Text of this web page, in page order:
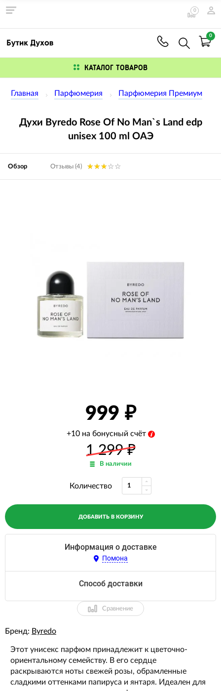
0
0
КАТАЛОГ ТОВАРОВ
Главная Парфюмерия Парфюмерия Премиум
Духи Byredo Rose Of No Man`s Land edp
unisex 100 ml ОАЭ
Обзор Отзывы (4)
999
+10 на бонусный счёт
1 299₽
В наличии
Количество
ДОБАВИТЬ В КОРЗИНУ
Информация о доставке
Помона
Способ доставки
Сравнение
Бренд: Byredo
Этот унисекс парфюм принадлежит к цветочно-
ориентальному семейству. В его сердце
раскрываются ноты свежей розы, обрамленные
сладкими оттенками папируса и янтаря. Идеален для